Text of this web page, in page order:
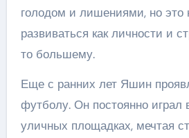
голодом и лишениями, но
развиваться как личности и
то большему.
Еще с ранних лет Яшин
футболу. Он постоянно играл
уличных площадках, мечтая